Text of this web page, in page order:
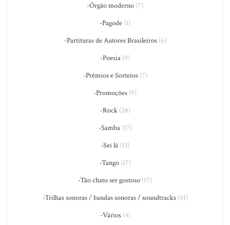
-Órgão moderno (7)
-Pagode (1)
-Partituras de Autores Brasileiros(6)
-Poesia (9)
-Prêmios e Sorteios(7)
-Promoções (9)
-Rock(28)
-Samba(17)
-Sei lá (13)
-Tango(17)
-Tão chato ser gostoso (17)
-Trilhas sonoras / bandas sonoras / soundtracks(41)
-Vários(4)